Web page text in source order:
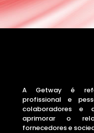
A Getway é
profissional e
colaboradores e
aprimorar o
fornecedores e